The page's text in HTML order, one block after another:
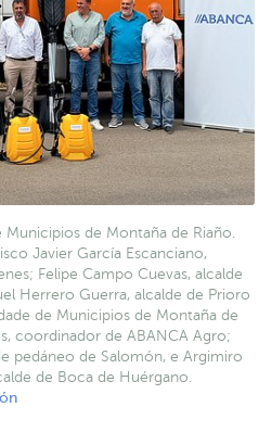
de Montaña de Riaño.
Javier García Escanciano,
Felipe Campo Cuevas, alcalde
Herrero Guerra, alcalde de Prioro
de Municipios de Montaña de
coordinador de ABANCA Agro;
pedáneo de Salomón, e Argimiro
de Boca de Huérgano.